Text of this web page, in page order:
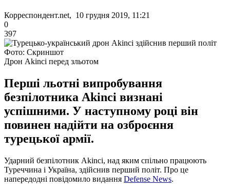
Корреспондент.net, 10 грудня 2019, 11:21
0
397
Фото: Скриншот
Дрон Akinci перед зльотом
Перші льотні випробування
безпілотника Akinci визнані
успішними. У наступному році він
повинен надійти на озброєння
турецької армії.
Ударний безпілотник Akinci, над яким спільно працюють
Туреччина і Україна, здійснив перший політ. Про це
напередодні повідомило видання Defense News.